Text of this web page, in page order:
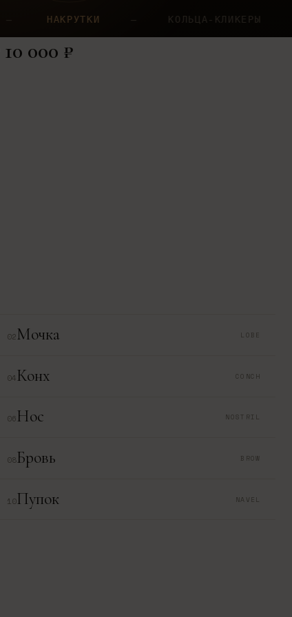
— КОЛЬЦА-КЛИКЕРЫ —
10 000 ₽
02Мочка LOBE
04Конх CONCH
06Нос NOSTRIL
08Бровь BROW
10Пупок NAVEL